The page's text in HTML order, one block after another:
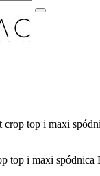
crop top i maxi